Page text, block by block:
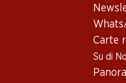
Carte
Su di
Vino rosso_old
Maturità di beva